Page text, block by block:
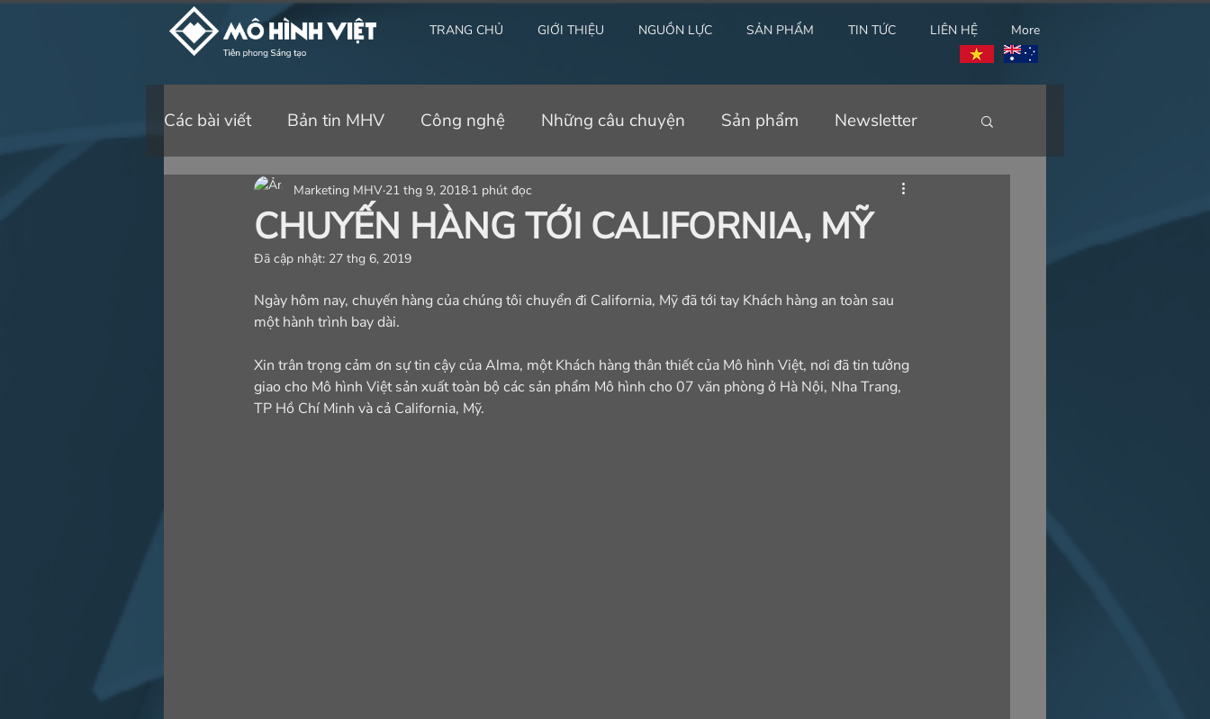
TRANG CHỦ GIỚI THIỆU NGUỒN LỰC SẢN PHẨM TIN TỨC LIÊN HỆ More
Các bài viết Bản tin MHV Công nghệ Những câu chuyện Sản phẩm Newsletter
CHUYẾN HÀNG TỚI CALIFORNIA, MỸ
Marketing MHV 21 thg 9, 2018 1 phút đọc
Đã cập nhật: 27 thg 6, 2019
Ngày hôm nay, chuyến hàng của chúng tôi chuyển đi California, Mỹ đã tới tay Khách hàng an toàn sau
một hành trình bay dài.
Xin trân trọng cảm ơn sự tin cậy của Alma, một Khách hàng thân thiết của Mô hình Việt, nơi đã tin tưởng
giao cho Mô hình Việt sản xuất toàn bộ các sản phẩm Mô hình cho 07 văn phòng ở Hà Nội, Nha Trang,
TP Hồ Chí Minh và cả California, Mỹ.